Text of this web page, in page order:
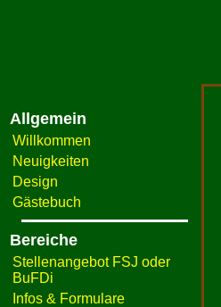
Allgemein
Willkommen
Neuigkeiten
Design
Gästebuch
Bereiche
Stellenangebot FSJ oder
BuFDi
Infos & Formulare